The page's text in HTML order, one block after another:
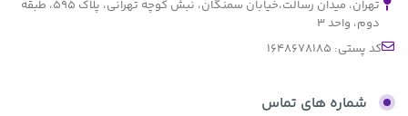
تهران، میدان رسالت،خیابان سمنگان، نبش کوچه تهرانی، پلاک ۵۹۵، طبقه
دوم، واحد ۳
کد پستی: 1648678185
شماره های تماس